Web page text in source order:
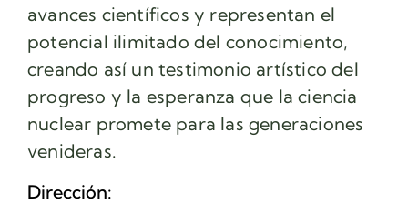
avances científicos y representan el
potencial ilimitado del conocimiento,
creando así un testimonio artístico del
progreso y la esperanza que la ciencia
nuclear promete para las generaciones
venideras.
Dirección: